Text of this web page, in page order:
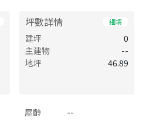
坪數詳情 細項
建坪
0
主建物
--
地坪
46.89
屋齡
--